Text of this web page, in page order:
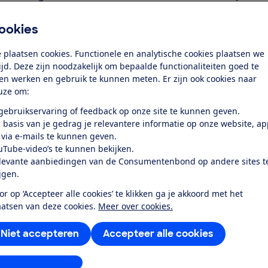
plaatsen cookies. Functionele en analytische cookies plaatsen we
Deze zijn noodzakelijk om bepaalde functionaliteiten goed te
werken en gebruik te kunnen meten. Er zijn ook cookies naar
om:
of feedback op onze site te kunnen geven.
basis van je gedrag je relevantere informatie op onze website,
e-mails te kunnen geven.
video’s te kunnen bekijken.
aanbiedingen van de Consumentenbond op andere sites
op ‘Accepteer alle cookies’ te klikken ga je akkoord met het
van deze cookies. Meer over cookies.
Accepteer alle cookies
Niet accepteren
aanpassen
websites waarbij je moet inloggen. Een cookie zorgt
je de site gebruikt.
Looptijd van cookies
Cookies hebben een looptijd. Sommige cookies
afsluit. Andere (bijvoorbeeld sessietokens die je
kunnen jaren op je computer blijven staan als je ze
Je kunt meestal niet zien waar een cookie precies
tekstbestandjes, maar de inhoud van die bestandjes
computercode. De echte gegevens over jou staan in
Advertenties op maat
De mogelijkheid om gebruikers te identificeren en
waardevol. Door te volgen wat voor pagina's de
de gebruiker worden aangepast. Denk aan
Tracking cookies
Hoe werkt dit? Een website (A) kan bijvoorbeeld een
om een cookie te plaatsen. Die adverteerder weet